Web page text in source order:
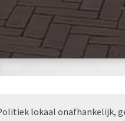
lokaal onafhankelijk,